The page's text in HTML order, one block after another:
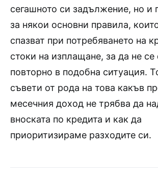
сегашното си задължение, но и
за някои основни правила,
спазват при потребяването на
стоки на изплащане, за да не се
повторно в подобна ситуация.
съвети от рода на това какъв
месечния доход не трябва да
вноската по кредита и как да
приоритизираме разходите си.